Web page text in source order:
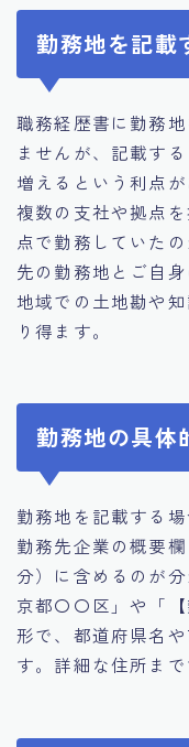
勤務地を記載
職務経歴書に勤務
ませんが、記載す
増えるという利点
複数の支社や拠点
点で勤務していた
先の勤務地とご自
地域での土地勘や
り得ます。
勤務地の具体
勤務地を記載する
勤務先企業の概要
分）に含めるのが
京都〇〇区」や「
形で、都道府県名
す。詳細な住所ま